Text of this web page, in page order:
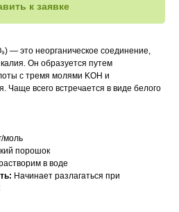
к заявке
— это неорганическое соединение,
Он образуется путем
с тремя молями KOH и
Чаще всего встречается в виде белого
моль
порошок
в воде
Начинает разлагаться при